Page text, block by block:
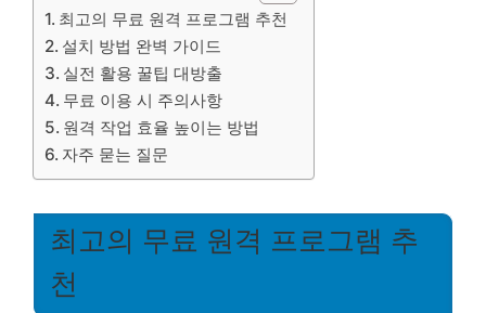
최고의 무료 원격 프로그램 추천
설치 방법 완벽 가이드
실전 활용 꿀팁 대방출
무료 이용 시 주의사항
원격 작업 효율 높이는 방법
자주 묻는 질문
최고의 무료 원격 프로그램 추
천